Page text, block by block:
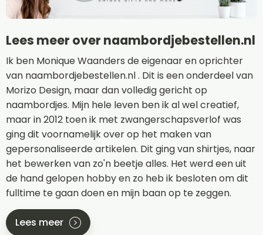
Lees meer over naambordjebestellen.nl
Ik ben Monique Waanders de eigenaar en oprichter
van naambordjebestellen.nl . Dit is een onderdeel van
Morizo Design, maar dan volledig gericht op
naambordjes. Mijn hele leven ben ik al wel creatief,
maar in 2012 toen ik met zwangerschapsverlof was
ging dit voornamelijk over op het maken van
gepersonaliseerde artikelen. Dit ging van shirtjes, naar
het bewerken van zo'n beetje alles. Het werd een uit
de hand gelopen hobby en zo heb ik besloten om dit
fulltime te gaan doen en mijn baan op te zeggen.
Lees meer